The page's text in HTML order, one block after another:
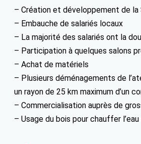
– Création et développement de la
– Embauche de salariés locaux
– La majorité des salariés ont la
– Participation à quelques salons
– Achat de matériels
– Plusieurs déménagements de
un rayon de 25 km maximum d’un
– Commercialisation auprès de
– Usage du bois pour chauffer